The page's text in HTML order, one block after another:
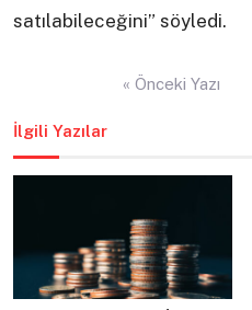
satılabileceğini” söyledi.
« Önceki Yazı
İlgili Yazılar